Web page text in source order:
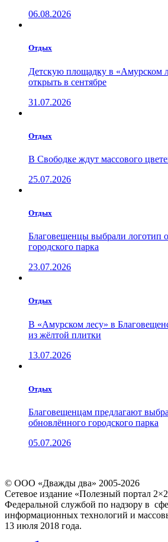
06.08.2026
Отдых
Детскую площадку в «Амурском
открыть в сентябре
31.07.2026
Отдых
В Свободке ждут массового
25.07.2026
Отдых
Благовещенцы выбрали логотип
городского парка
23.07.2026
Отдых
В «Амурском лесу» в
из жёлтой плитки
13.07.2026
Отдых
Благовещенцам предлагают
обновлённого городского парка
05.07.2026
© ООО «Дважды два» 2005-2026
Сетевое издание «Полезный портал
Федеральной службой по надзору в
информационных технологий и
13 июля 2018 года.